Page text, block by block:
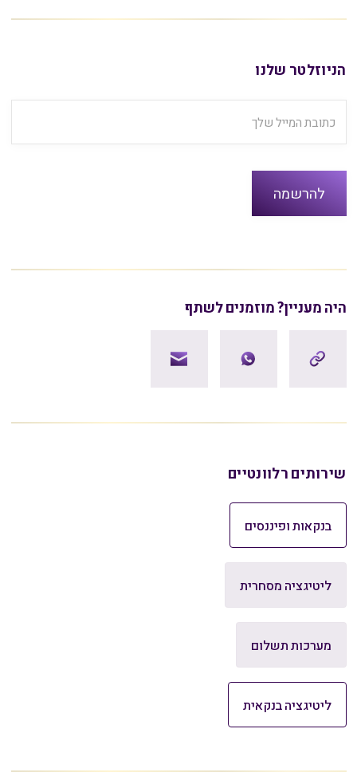
הניוזלטר שלנו
היה מעניין? מוזמנים לשתף
שירותים רלוונטיים
בנקאות ופיננסים
ליטיגציה מסחרית
מערכות תשלום
ליטיגציה בנקאית